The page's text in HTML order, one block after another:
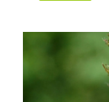
prodotto
più